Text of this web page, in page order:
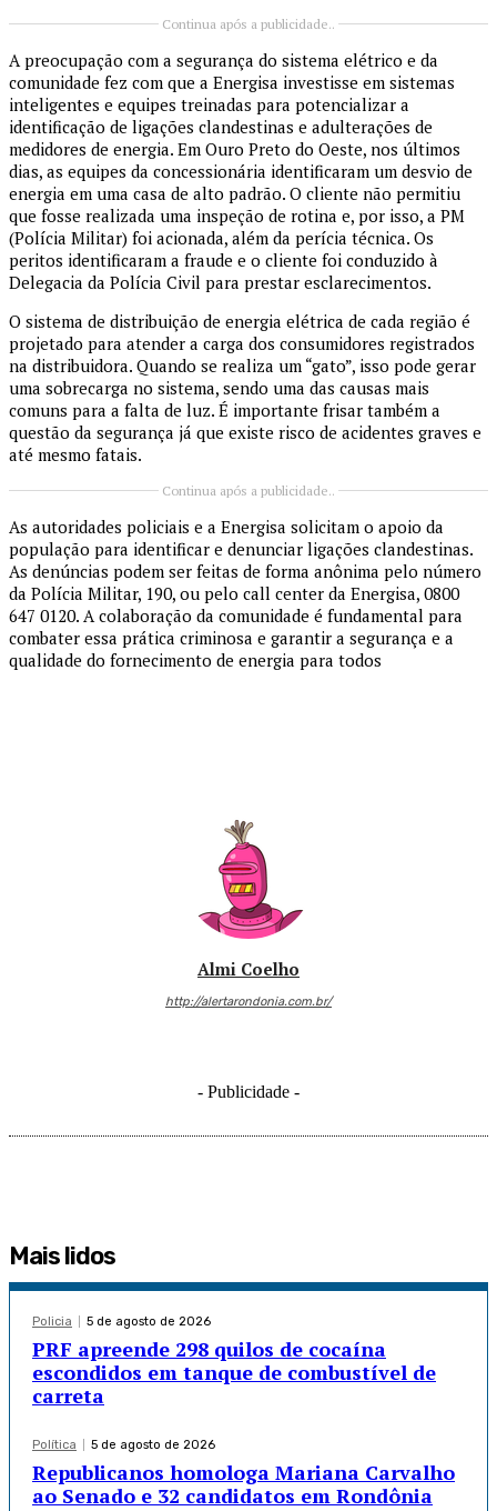
Continua após a publicidade..
A preocupação com a segurança do sistema elétrico e da
comunidade fez com que a Energisa investisse em sistemas
inteligentes e equipes treinadas para potencializar a
identificação de ligações clandestinas e adulterações de
medidores de energia. Em Ouro Preto do Oeste, nos últimos
dias, as equipes da concessionária identificaram um desvio de
energia em uma casa de alto padrão. O cliente não permitiu
que fosse realizada uma inspeção de rotina e, por isso, a PM
(Polícia Militar) foi acionada, além da perícia técnica. Os
peritos identificaram a fraude e o cliente foi conduzido à
Delegacia da Polícia Civil para prestar esclarecimentos.
O sistema de distribuição de energia elétrica de cada região é
projetado para atender a carga dos consumidores registrados
na distribuidora. Quando se realiza um “gato”, isso pode gerar
uma sobrecarga no sistema, sendo uma das causas mais
comuns para a falta de luz. É importante frisar também a
questão da segurança já que existe risco de acidentes graves e
até mesmo fatais.‌
Continua após a publicidade..
As autoridades policiais e a Energisa solicitam o apoio da
população para identificar e denunciar ligações clandestinas.
As denúncias podem ser feitas de forma anônima pelo número
da Polícia Militar, 190, ou pelo call center da Energisa, 0800
647 0120. A colaboração da comunidade é fundamental para
combater essa prática criminosa e garantir a segurança e a
qualidade do fornecimento de energia para todos
Almi Coelho
http://alertarondonia.com.br/
- Publicidade -
Mais lidos
Policia 5 de agosto de 2026
PRF apreende 298 quilos de cocaína
escondidos em tanque de combustível de
carreta
Política 5 de agosto de 2026
Republicanos homologa Mariana Carvalho
ao Senado e 32 candidatos em Rondônia